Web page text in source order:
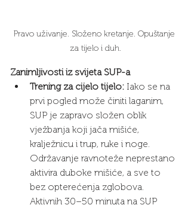
Pravo uživanje. Složeno kretanje. Opuštanje
za tijelo i duh.
Zanimljivosti iz svijeta SUP-a
Trening za cijelo tijelo: Iako se na
prvi pogled može činiti laganim,
SUP je zapravo složen oblik
vježbanja koji jača mišiće,
kralježnicu i trup, ruke i noge.
Održavanje ravnoteže neprestano
aktivira duboke mišiće, a sve to
bez opterećenja zglobova.
Aktivnih 30–50 minuta na SUP